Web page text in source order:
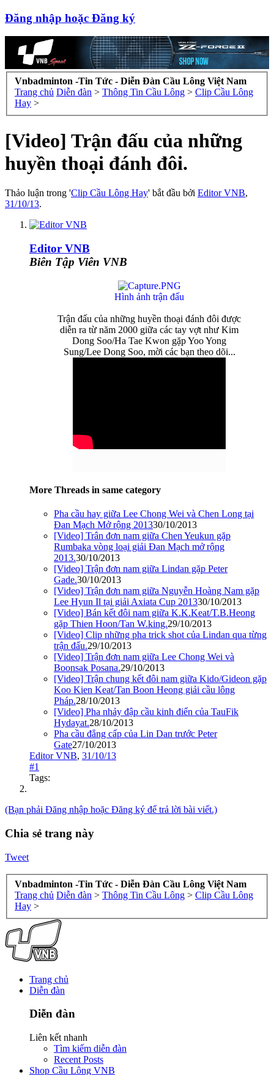
Đăng nhập hoặc Đăng ký
Vnbadminton -Tin Tức - Diễn Đàn Cầu Lông Việt Nam
Trang chủ Diễn đàn > Thông Tin Cầu Lông > Clip Cầu Lông
Hay >
[Video] Trận đấu của những
huyền thoại đánh đôi.
Thảo luận trong 'Clip Cầu Lông Hay' bắt đầu bởi Editor VNB,
31/10/13.
Editor VNB
Biên Tập Viên VNB
Hình ảnh trận đấu
Trận đấu của những huyền thoại đánh đôi được
diễn ra từ năm 2000 giữa các tay vợt như Kim
Dong Soo/Ha Tae Kwon gặp Yoo Yong
Sung/Lee Dong Soo, mời các bạn theo dõi...​
More Threads in same category
Pha cầu hay giữa Lee Chong Wei và Chen Long tại
Đan Mạch Mở rộng 201330/10/2013
[Video] Trân đơn nam giữa Chen Yeukun gặp
Rumbaka vòng loại giải Đan Mạch mở rộng
2013.30/10/2013
[Video] Trận đơn nam giữa Lindan gặp Peter
Gade.30/10/2013
[Video] Trận đơn nam giữa Nguyễn Hoàng Nam gặp
Lee Hyun Il tại giải Axiata Cup 201330/10/2013
[Video] Bán kết đôi nam giữa K.K.Keat/T.B.Heong
gặp Thien Hoon/Tan W.king.29/10/2013
[Video] Clip những pha trick shot của Lindan qua từng
trận đấu.29/10/2013
[Video] Trận đơn nam giữa Lee Chong Wei và
Boonsak Posana.29/10/2013
[Video] Trận chung kết đôi nam giữa Kido/Gideon gặp
Koo Kien Keat/Tan Boon Heong giải cầu lông
Pháp.28/10/2013
[Video] Pha nhảy đập cầu kinh điển của TauFik
Hydayat.28/10/2013
Pha cầu đẳng cấp của Lin Dan trước Peter
Gate27/10/2013
Editor VNB, 31/10/13
#1
Tags:
(Bạn phải Đăng nhập hoặc Đăng ký để trả lời bài viết.)
Chia sẻ trang này
Tweet
Vnbadminton -Tin Tức - Diễn Đàn Cầu Lông Việt Nam
Trang chủ Diễn đàn > Thông Tin Cầu Lông > Clip Cầu Lông
Hay >
Trang chủ
Diễn đàn
Diễn đàn
Liên kết nhanh
Tìm kiếm diễn đàn
Recent Posts
Shop Cầu Lông VNB